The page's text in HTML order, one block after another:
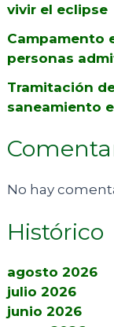
vivir el eclipse
Campamento
personas
Tramitación
saneamiento
No hay
Histórico
agosto 2026
julio 2026
junio 2026